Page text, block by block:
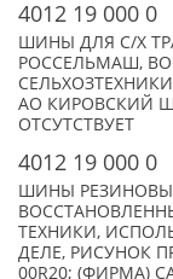
4012 19 000 0
ШИНЫ ДЛЯ С/Х
РОССЕЛЬМАШ,
АО КИРОВСКИЙ
ОТСУТСТВУЕТ
4012 19 000 0
ШИНЫ
ТЕХНИКИ,
ДЕЛЕ, РИСУНОК
00R20; (ФИРМА)